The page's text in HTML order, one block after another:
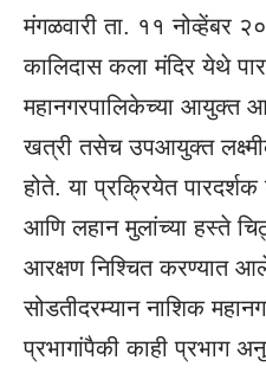
मंगळवारी ता. ११ नोव्हेंबर
कालिदास कला मंदिर येथे
महानगरपालिकेच्या आयुक्त
खत्री तसेच उपआयुक्त
होते. या प्रक्रियेत
आणि लहान मुलांच्या हस्ते
आरक्षण निश्चित करण्यात
सोडतीदरम्यान नाशिक
प्रभागांपैकी काही प्रभाग